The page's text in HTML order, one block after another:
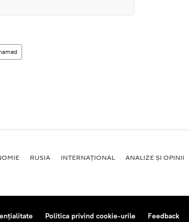
RUSIA INTERNAŢIONAL ANALIZE ȘI OPINII
Politica privind cookie-urile Feedback